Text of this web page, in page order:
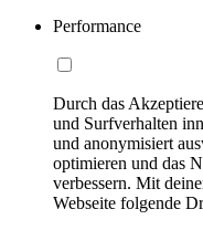
Performance
Durch das
und Surfverhalten
und anonymisiert
optimieren und das
verbessern. Mit
Webseite folgende